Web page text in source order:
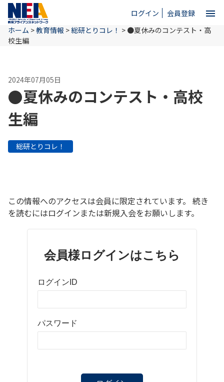
ログイン 会員登録 menu
ホーム
NEAとは
教育情報
ホーム >教育情報 >総研とりコレ！ > ●夏休みのコンテスト・高
校生編
2024年07月05日
●夏休みのコンテスト・高校
生編
総研とりコレ！
この情報へのアクセスは会員に限定されています。 続き
を読むにはログインまたは新規入会をお願いします。
会員様ログインはこちら
ログインID
パスワード